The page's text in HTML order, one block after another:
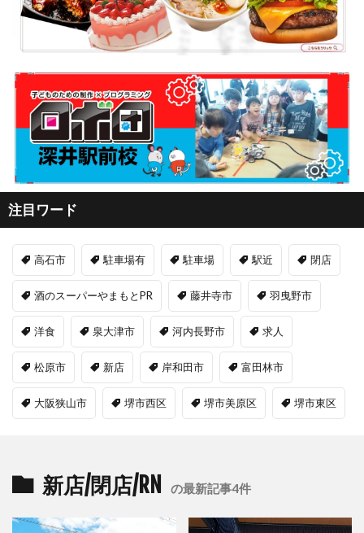
注目ワード
高石市 駐車場有 駐車場 駅近 閉店
酒のスーパーやまもとPR 藤井寺市 羽曳野市
洋食 泉大津市 河内長野市 求人
松原市 新店 岸和田市 富田林市
大阪狭山市 堺市西区 堺市美原区 堺市東区
新店/閉店/RN の最新記事4件